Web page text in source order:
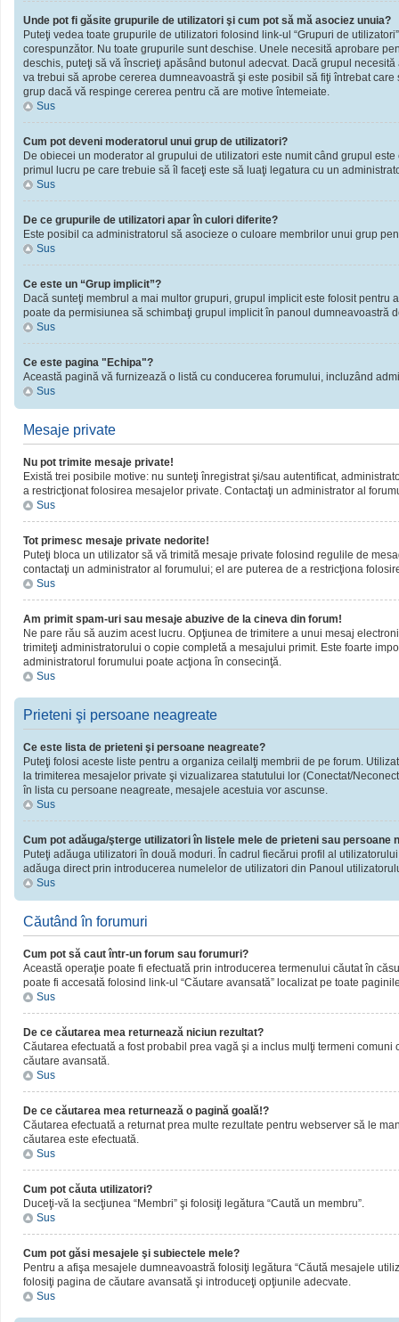
Unde pot fi găsite grupurile de utilizatori şi cum pot să mă asociez unuia?
Puteţi vedea toate grupurile de utilizatori folosind link-ul “Grupuri de
corespunzător. Nu toate grupurile sunt deschise. Unele necesită aprobare
deschis, puteţi să vă înscrieţi apăsând butonul adecvat. Dacă grupul
va trebui să aprobe cererea dumneavoastră şi este posibil să fiţi întrebat
grup dacă vă respinge cererea pentru că are motive întemeiate.
Sus
Cum pot deveni moderatorul unui grup de utilizatori?
De obiecei un moderator al grupului de utilizatori este numit când grupul
primul lucru pe care trebuie să îl faceţi este să luaţi legatura cu un
Sus
De ce grupurile de utilizatori apar în culori diferite?
Este posibil ca administratorul să asocieze o culoare membrilor unui grup
Sus
Ce este un “Grup implicit”?
Dacă sunteţi membrul a mai multor grupuri, grupul implicit este folosit
poate da permisiunea să schimbaţi grupul implicit în panoul dumneavoastră
Sus
Ce este pagina "Echipa"?
Această pagină vă furnizează o listă cu conducerea forumului, incluzând
Sus
Mesaje private
Nu pot trimite mesaje private!
Există trei posibile motive: nu sunteţi înregistrat şi/sau autentificat,
a restricţionat folosirea mesajelor private. Contactaţi un administrator al
Sus
Tot primesc mesaje private nedorite!
Puteţi bloca un utilizator să vă trimită mesaje private folosind regulile de
contactaţi un administrator al forumului; el are puterea de a restricţiona
Sus
Am primit spam-uri sau mesaje abuzive de la cineva din forum!
Ne pare rău să auzim acest lucru. Opţiunea de trimitere a unui mesaj
trimiteţi administratorului o copie completă a mesajului primit. Este foarte
administratorul forumului poate acţiona în consecinţă.
Sus
Prieteni şi persoane neagreate
Ce este lista de prieteni şi persoane neagreate?
Puteţi folosi aceste liste pentru a organiza ceilalţi membrii de pe forum.
la trimiterea mesajelor private şi vizualizarea statutului lor (Conectat/
în lista cu persoane neagreate, mesajele acestuia vor ascunse.
Sus
Cum pot adăuga/şterge utilizatori în listele mele de prieteni sau persoane
Puteţi adăuga utilizatori în două moduri. În cadrul fiecărui profil al
adăuga direct prin introducerea numelelor de utilizatori din Panoul
Sus
Căutând în forumuri
Cum pot să caut într-un forum sau forumuri?
Această operaţie poate fi efectuată prin introducerea termenului căutat în
poate fi accesată folosind link-ul “Căutare avansată” localizat pe toate
Sus
De ce căutarea mea returnează niciun rezultat?
Căutarea efectuată a fost probabil prea vagă şi a inclus mulţi termeni
căutare avansată.
Sus
De ce căutarea mea returnează o pagină goală!?
Căutarea efectuată a returnat prea multe rezultate pentru webserver să le
căutarea este efectuată.
Sus
Cum pot căuta utilizatori?
Duceţi-vă la secţiunea “Membri” şi folosiţi legătura “Caută un membru”.
Sus
Cum pot găsi mesajele şi subiectele mele?
Pentru a afişa mesajele dumneavoastră folosiţi legătura “Căută mesajele
folosiţi pagina de căutare avansată şi introduceţi opţiunile adecvate.
Sus